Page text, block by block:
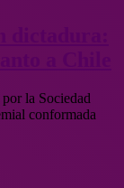
la Sociedad
conformada